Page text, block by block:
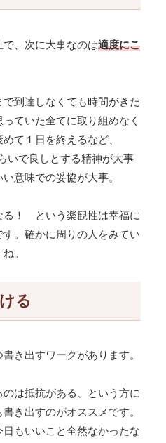
、次に大事なのは適度にこ
到達しなくても時間がきた
ていた全てに取り組めなく
て１日を終えるなど、
いで良しとする精神が大事
意味での妥協が大事。
！ という楽観性は幸福に
。確かに周りの人をみてい
。
る
き出すワークがあります。
は抵抗がある、という方に
き出すのがオススメです。
もいいこと全然なかったな